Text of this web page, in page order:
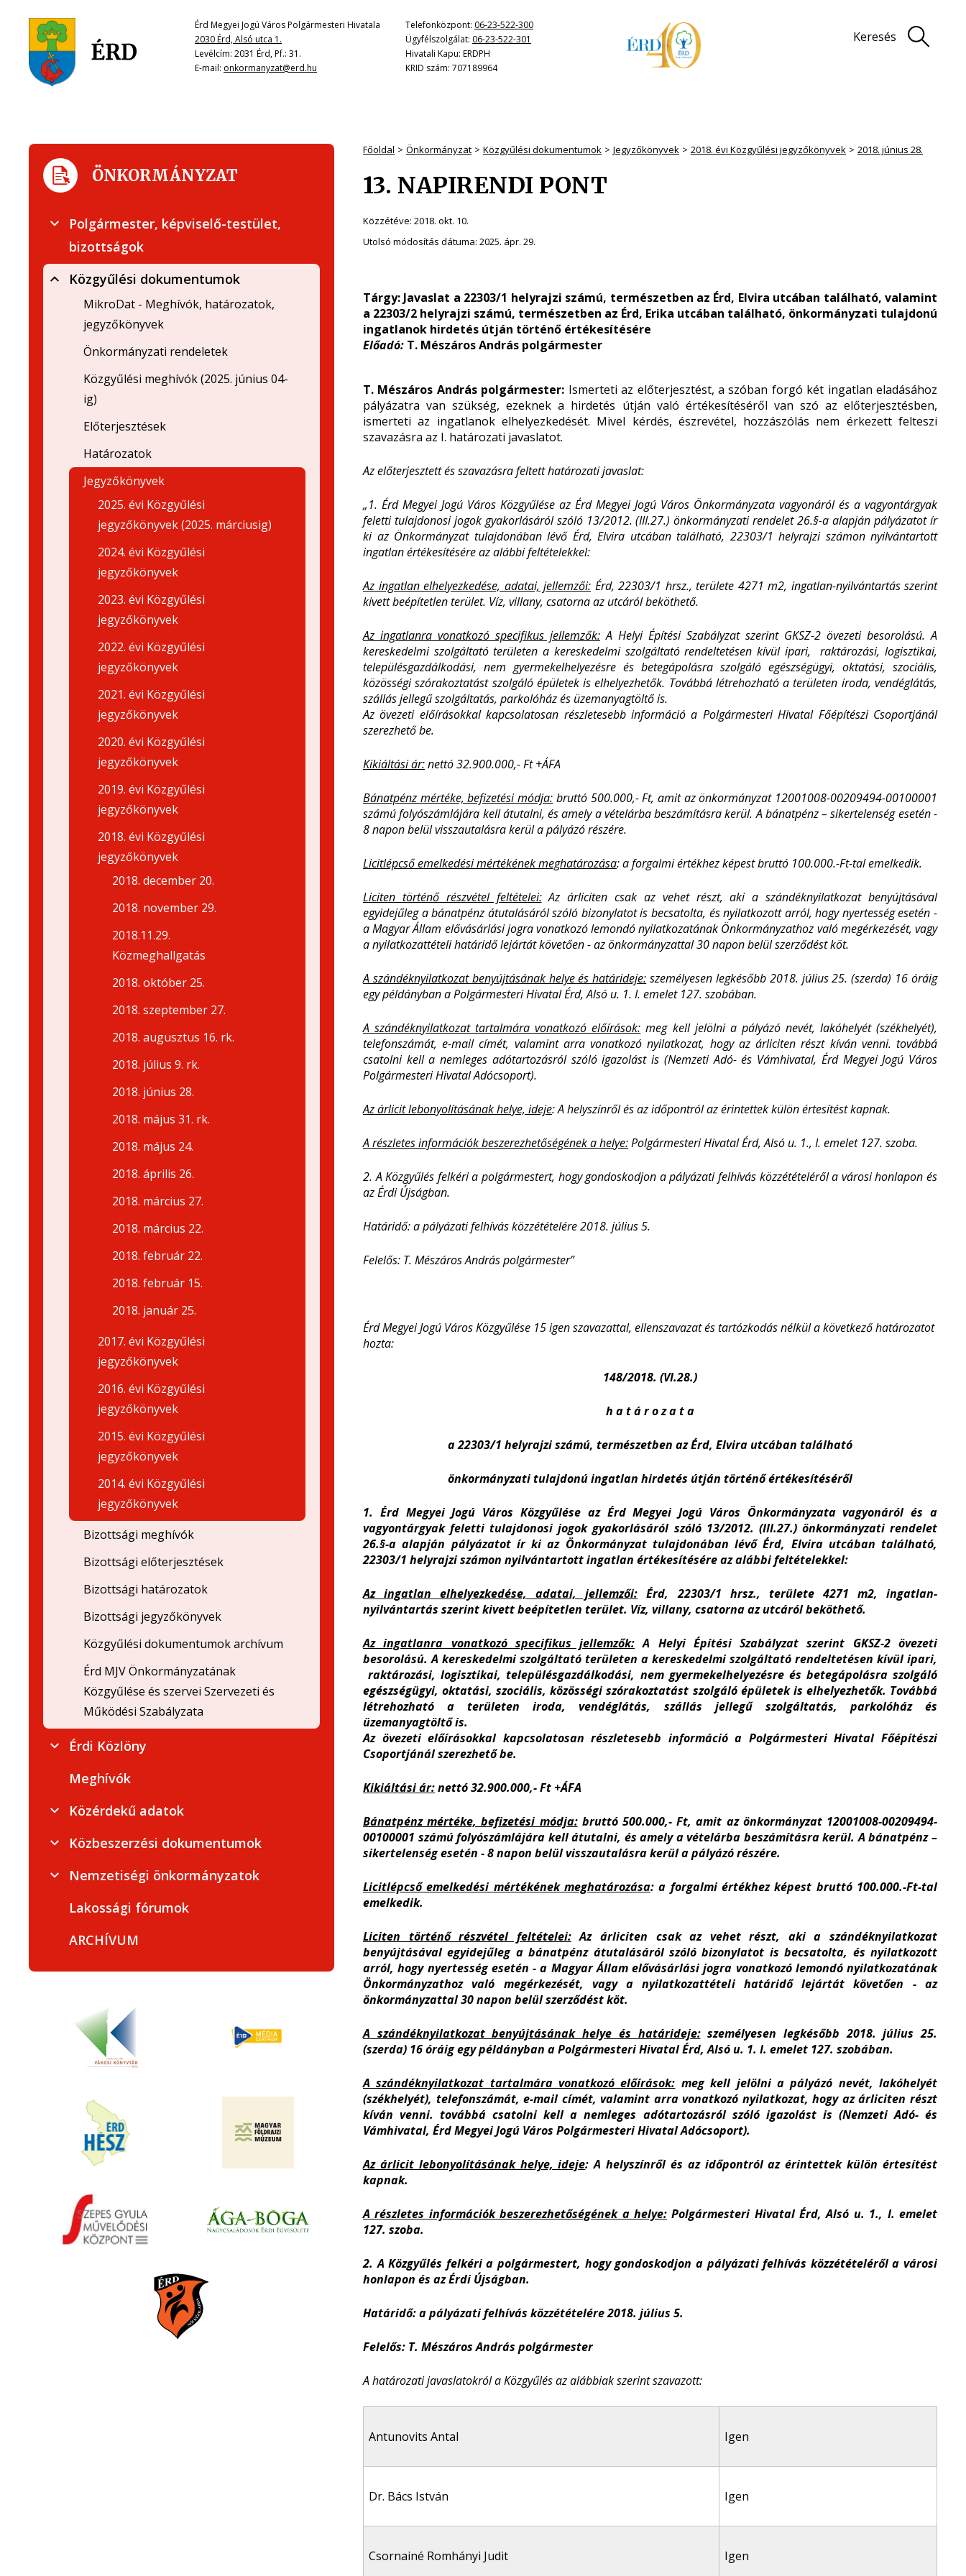
Érd Megyei Jogú Város Polgármesteri Hivatala
2030 Érd, Alsó utca 1.
Levélcím: 2031 Érd, Pf.: 31.
E-mail: onkormanyzat@erd.hu
Telefonközpont: 06-23-522-300
Ügyfélszolgálat: 06-23-522-301
Hivatali Kapu: ERDPH
KRID szám: 707189964
Keresés
Főoldal Önkormányzat Közgyűlési dokumentumok Jegyzőkönyvek 2018. évi Közgyűlési jegyzőkönyvek 2018. június 28.
13. NAPIRENDI PONT
Közzétéve: 2018. okt. 10.
Utolsó módosítás dátuma: 2025. ápr. 29.
Tárgy: Javaslat a 22303/1 helyrajzi számú, természetben az Érd, Elvira utcában található, valamint
a 22303/2 helyrajzi számú, természetben az Érd, Erika utcában található, önkormányzati tulajdonú
ingatlanok hirdetés útján történő értékesítésére
Előadó: T. Mészáros András polgármester
T. Mészáros András polgármester: Ismerteti az előterjesztést, a szóban forgó két ingatlan eladásához
pályázatra van szükség, ezeknek a hirdetés útján való értékesítéséről van szó az előterjesztésben,
ismerteti az ingatlanok elhelyezkedését. Mivel kérdés, észrevétel, hozzászólás nem érkezett felteszi
szavazásra az I. határozati javaslatot.
Az előterjesztett és szavazásra feltett határozati javaslat:
„1. Érd Megyei Jogú Város Közgyűlése az Érd Megyei Jogú Város Önkormányzata vagyonáról és a vagyontárgyak
feletti tulajdonosi jogok gyakorlásáról szóló 13/2012. (III.27.) önkormányzati rendelet 26.§-a alapján pályázatot ír
ki az Önkormányzat tulajdonában lévő Érd, Elvira utcában található, 22303/1 helyrajzi számon nyilvántartott
ingatlan értékesítésére az alábbi feltételekkel:
Az ingatlan elhelyezkedése, adatai, jellemzői: Érd, 22303/1 hrsz., területe 4271 m2, ingatlan-nyilvántartás szerint
kivett beépítetlen terület. Víz, villany, csatorna az utcáról beköthető.
Az ingatlanra vonatkozó specifikus jellemzők: A Helyi Építési Szabályzat szerint GKSZ-2 övezeti besorolású. A
kereskedelmi szolgáltató területen a kereskedelmi szolgáltató rendeltetésen kívül ipari, raktározási, logisztikai,
településgazdálkodási, nem gyermekelhelyezésre és betegápolásra szolgáló egészségügyi, oktatási, szociális,
közösségi szórakoztatást szolgáló épületek is elhelyezhetők. Továbbá létrehozható a területen iroda, vendéglátás,
szállás jellegű szolgáltatás, parkolóház és üzemanyagtöltő is.
Az övezeti előírásokkal kapcsolatosan részletesebb információ a Polgármesteri Hivatal Főépítészi Csoportjánál
szerezhető be.
Kikiáltási ár:nettó 32.900.000,- Ft +ÁFA
Bánatpénz mértéke, befizetési módja: bruttó 500.000,- Ft, amit az önkormányzat 12001008-00209494-00100001
számú folyószámlájára kell átutalni, és amely a vételárba beszámításra kerül. A bánatpénz – sikertelenség esetén -
8 napon belül visszautalásra kerül a pályázó részére.
Licitlépcső emelkedési mértékének meghatározása: a forgalmi értékhez képest bruttó 100.000.-Ft-tal emelkedik.
Liciten történő részvétel feltételei:Az árliciten csak az vehet részt, aki a szándéknyilatkozat benyújtásával
egyidejűleg a bánatpénz átutalásáról szóló bizonylatot is becsatolta, és nyilatkozott arról, hogy nyertesség esetén -
a Magyar Állam elővásárlási jogra vonatkozó lemondó nyilatkozatának Önkormányzathoz való megérkezését, vagy
a nyilatkozattételi határidő lejártát követően - az önkormányzattal 30 napon belül szerződést köt.
A szándéknyilatkozat benyújtásának helye és határideje: személyesen legkésőbb 2018. július 25. (szerda) 16 óráig
egy példányban a Polgármesteri Hivatal Érd, Alsó u. 1. I. emelet 127. szobában.
A szándéknyilatkozat tartalmára vonatkozó előírások: meg kell jelölni a pályázó nevét, lakóhelyét (székhelyét),
telefonszámát, e-mail címét, valamint arra vonatkozó nyilatkozat, hogy az árliciten részt kíván venni. továbbá
csatolni kell a nemleges adótartozásról szóló igazolást is (Nemzeti Adó- és Vámhivatal, Érd Megyei Jogú Város
Polgármesteri Hivatal Adócsoport).
Az árlicit lebonyolításának helye, ideje: A helyszínről és az időpontról az érintettek külön értesítést kapnak.
A részletes információk beszerezhetőségének a helye:Polgármesteri Hivatal Érd, Alsó u. 1., I. emelet 127. szoba.
2. A Közgyűlés felkéri a polgármestert, hogy gondoskodjon a pályázati felhívás közzétételéről a városi honlapon és
az Érdi Újságban.
Határidő: a pályázati felhívás közzétételére 2018. július 5.
Felelős: T. Mészáros András polgármester”
Érd Megyei Jogú Város Közgyűlése 15 igen szavazattal, ellenszavazat és tartózkodás nélkül a következő határozatot
hozta:
148/2018. (VI.28.)
h a t á r o z a t a
a 22303/1 helyrajzi számú, természetben az Érd, Elvira utcában található
önkormányzati tulajdonú ingatlan hirdetés útján történő értékesítéséről
1. Érd Megyei Jogú Város Közgyűlése az Érd Megyei Jogú Város Önkormányzata vagyonáról és a
vagyontárgyak feletti tulajdonosi jogok gyakorlásáról szóló 13/2012. (III.27.) önkormányzati rendelet
26.§-a alapján pályázatot ír ki az Önkormányzat tulajdonában lévő Érd, Elvira utcában található,
22303/1 helyrajzi számon nyilvántartott ingatlan értékesítésére az alábbi feltételekkel:
Az ingatlan elhelyezkedése, adatai, jellemzői: Érd, 22303/1 hrsz., területe 4271 m2, ingatlan-
nyilvántartás szerint kivett beépítetlen terület. Víz, villany, csatorna az utcáról beköthető.
Az ingatlanra vonatkozó specifikus jellemzők: A Helyi Építési Szabályzat szerint GKSZ-2 övezeti
besorolású.A kereskedelmi szolgáltató területen a kereskedelmi szolgáltató rendeltetésen kívül ipari,
raktározási, logisztikai, településgazdálkodási, nem gyermekelhelyezésre és betegápolásra szolgáló
egészségügyi, oktatási, szociális, közösségi szórakoztatást szolgáló épületek is elhelyezhetők. Továbbá
létrehozható a területen iroda, vendéglátás, szállás jellegű szolgáltatás, parkolóház és
üzemanyagtöltő is.
Az övezeti előírásokkal kapcsolatosan részletesebb információ a Polgármesteri Hivatal Főépítészi
Csoportjánál szerezhető be.
Kikiáltási ár:nettó 32.900.000,- Ft +ÁFA
Bánatpénz mértéke, befizetési módja:bruttó 500.000,- Ft, amit az önkormányzat 12001008-00209494-
00100001 számú folyószámlájára kell átutalni, és amely a vételárba beszámításra kerül. A bánatpénz –
sikertelenség esetén - 8 napon belül visszautalásra kerül a pályázó részére.
Licitlépcső emelkedési mértékének meghatározása: a forgalmi értékhez képest bruttó 100.000.-Ft-tal
emelkedik.
Liciten történő részvétel feltételei:Az árliciten csak az vehet részt, aki a szándéknyilatkozat
benyújtásával egyidejűleg a bánatpénz átutalásáról szóló bizonylatot is becsatolta, és nyilatkozott
arról, hogy nyertesség esetén - a Magyar Állam elővásárlási jogra vonatkozó lemondó nyilatkozatának
Önkormányzathoz való megérkezését, vagy a nyilatkozattételi határidő lejártát követően - az
önkormányzattal 30 napon belül szerződést köt.
A szándéknyilatkozat benyújtásának helye és határideje:személyesen legkésőbb 2018. július 25.
(szerda) 16 óráig egy példányban a Polgármesteri Hivatal Érd, Alsó u. 1. I. emelet 127. szobában.
A szándéknyilatkozat tartalmára vonatkozó előírások: meg kell jelölnia pályázó nevét, lakóhelyét
(székhelyét), telefonszámát, e-mail címét, valamint arra vonatkozó nyilatkozat, hogy az árliciten részt
kíván venni. továbbá csatolni kell a nemleges adótartozásról szóló igazolást is (Nemzeti Adó- és
Vámhivatal, Érd Megyei Jogú Város Polgármesteri Hivatal Adócsoport).
Az árlicit lebonyolításának helye, ideje: A helyszínről és az időpontról az érintettek külön értesítést
kapnak.
A részletes információk beszerezhetőségének a helye:Polgármesteri Hivatal Érd, Alsó u. 1., I. emelet
127. szoba.
2. A Közgyűlés felkéri a polgármestert, hogy gondoskodjon a pályázati felhívás közzétételéről a városi
honlapon és az Érdi Újságban.
Határidő: a pályázati felhívás közzétételére 2018. július 5.
Felelős: T. Mészáros András polgármester
A határozati javaslatokról a Közgyűlés az alábbiak szerint szavazott:
Antunovits Antal Igen
Dr. Bács István Igen
Csornainé Romhányi Judit Igen
ÖNKORMÁNYZAT
Polgármester, képviselő-testület,
bizottságok
Közgyűlési dokumentumok
MikroDat - Meghívók, határozatok,
jegyzőkönyvek
Önkormányzati rendeletek
Közgyűlési meghívók (2025. június 04-
ig)
Előterjesztések
Határozatok
Jegyzőkönyvek
2025. évi Közgyűlési
jegyzőkönyvek (2025. márciusig)
2024. évi Közgyűlési
jegyzőkönyvek
2023. évi Közgyűlési
jegyzőkönyvek
2022. évi Közgyűlési
jegyzőkönyvek
2021. évi Közgyűlési
jegyzőkönyvek
2020. évi Közgyűlési
jegyzőkönyvek
2019. évi Közgyűlési
jegyzőkönyvek
2018. évi Közgyűlési
jegyzőkönyvek
2018. december 20.
2018. november 29.
2018.11.29.
Közmeghallgatás
2018. október 25.
2018. szeptember 27.
2018. augusztus 16. rk.
2018. július 9. rk.
2018. június 28.
2018. május 31. rk.
2018. május 24.
2018. április 26.
2018. március 27.
2018. március 22.
2018. február 22.
2018. február 15.
2018. január 25.
2017. évi Közgyűlési
jegyzőkönyvek
2016. évi Közgyűlési
jegyzőkönyvek
2015. évi Közgyűlési
jegyzőkönyvek
2014. évi Közgyűlési
jegyzőkönyvek
Bizottsági meghívók
Bizottsági előterjesztések
Bizottsági határozatok
Bizottsági jegyzőkönyvek
Közgyűlési dokumentumok archívum
Érd MJV Önkormányzatának
Közgyűlése és szervei Szervezeti és
Működési Szabályzata
Érdi Közlöny
Meghívók
Közérdekű adatok
Közbeszerzési dokumentumok
Nemzetiségi önkormányzatok
Lakossági fórumok
ARCHÍVUM